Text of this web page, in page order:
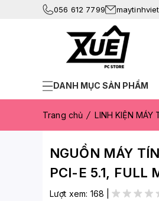
056 612 7799
DANH MỤC SẢN PHẨM
Trang chủ LINH KIỆN MÁY
NGUỒN MÁY
PCI-E 5.1, FULL
Lượt xem: 168 |